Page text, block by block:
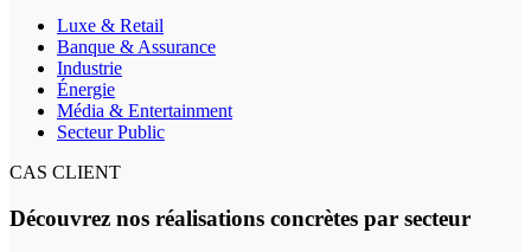
Luxe & Retail
Banque & Assurance
Industrie
Énergie
Média & Entertainment
Secteur Public
CAS CLIENT
Découvrez nos réalisations concrètes par secteur